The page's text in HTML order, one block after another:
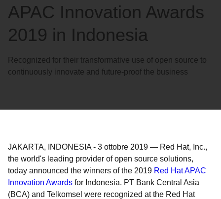
APAC Innovation Awards
2019 in Indonesia
Recognized for their transformative use of open source to
continuously innovate and future-proof the business
JAKARTA, INDONESIA - 3 ottobre 2019 — Red Hat, Inc.,
the world's leading provider of open source solutions,
today announced the winners of the 2019 Red Hat APAC
Innovation Awards for Indonesia. PT Bank Central Asia
(BCA) and Telkomsel were recognized at the Red Hat